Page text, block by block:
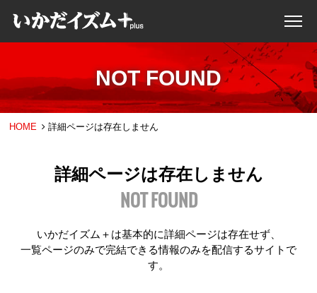
NOT FOUND
HOME 詳細ページは存在しません
詳細ページは存在しません
NOT FOUND
いかだイズム＋は基本的に詳細ページは存在せず、
一覧ページのみで完結できる情報のみを配信するサイトで
す。